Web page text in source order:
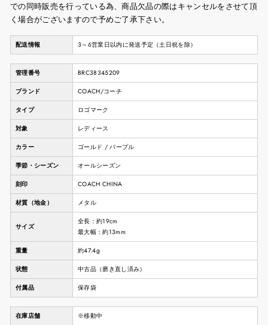
での同時販売を行っている為、商品欠品の際はキャンセルをさせて頂
く場合がございますので予めご了承下さい。
配送情報 3～6営業日以内に発送予定（土日祝を除）
管理番号 BRC38345209
ブランド COACH/コーチ
タイプ ロゴマーク
対象 レディース
カラー ゴールド / パープル
季節・シーズン オールシーズン
刻印 COACH CHINA
材質（地金） メタル
サイズ
全長：約19cm
最大幅：約13mm
重量 約47.4g
状態 中古品（磨き直し済み）
付属品 保存袋
在庫店舗 ※移動中